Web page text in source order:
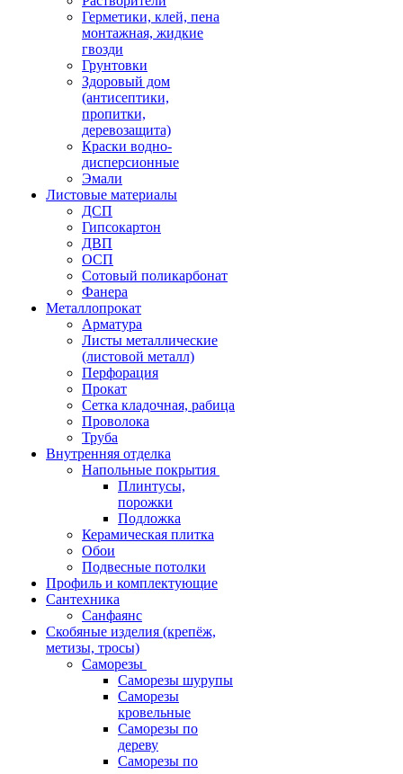
Герметики, клей, пена
монтажная, жидкие
гвозди
Грунтовки
Здоровый дом
(антисептики,
пропитки,
деревозащита)
Краски водно-
дисперсионные
Эмали
Листовые материалы
ДСП
Гипсокартон
ДВП
ОСП
Сотовый поликарбонат
Фанера
Металлопрокат
Арматура
Листы металлические
(листовой металл)
Перфорация
Прокат
Сетка кладочная, рабица
Проволока
Труба
Внутренняя отделка
Напольные покрытия
Плинтусы,
порожки
Подложка
Керамическая плитка
Обои
Подвесные потолки
Профиль и комплектующие
Сантехника
Санфаянс
Скобяные изделия (крепёж,
метизы, тросы)
Саморезы
Саморезы шурупы
Саморезы
кровельные
Саморезы по
дереву
Саморезы по